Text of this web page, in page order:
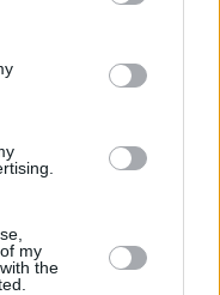
third-party tags to
in below Google
my
the
στην εκπαίδευση